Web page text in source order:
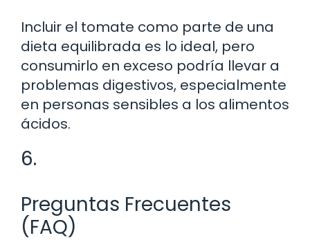
Incluir el tomate como parte de una
dieta equilibrada es lo ideal, pero
consumirlo en exceso podría llevar a
problemas digestivos, especialmente
en personas sensibles a los alimentos
ácidos.
6.
Preguntas Frecuentes
(FAQ)